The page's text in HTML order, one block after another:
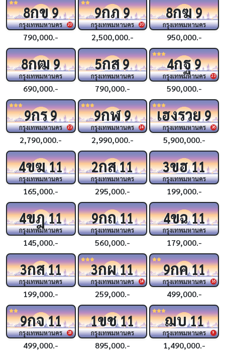
20
8กข9
กรุงเทพมหานคร
790,000.-
20
9กภ9
กรุงเทพมหานคร
2,500,000.-
8กฆ9
กรุงเทพมหานคร
950,000.-
8กฒ9
กรุงเทพมหานคร
690,000.-
5กส9
กรุงเทพมหานคร
790,000.-
23
4กฐ9
กรุงเทพมหานคร
590,000.-
23
9กร9
กรุงเทพมหานคร
2,790,000.-
24
9กฬ9
กรุงเทพมหานคร
2,990,000.-
36
เฮงรวย9
กรุงเทพมหานคร
5,900,000.-
4ขฆ11
กรุงเทพมหานคร
165,000.-
2กส11
กรุงเทพมหานคร
295,000.-
3ขฮ11
กรุงเทพมหานคร
199,000.-
4ขฎ11
กรุงเทพมหานคร
145,000.-
9กถ11
กรุงเทพมหานคร
560,000.-
4ขฉ11
กรุงเทพมหานคร
179,000.-
3กส11
กรุงเทพมหานคร
199,000.-
14
3กผ11
กรุงเทพมหานคร
259,000.-
16
9กค11
กรุงเทพมหานคร
499,000.-
18
9กจ11
กรุงเทพมหานคร
499,000.-
1ขช11
กรุงเทพมหานคร
895,000.-
9
ฌบ11
กรุงเทพมหานคร
1,490,000.-